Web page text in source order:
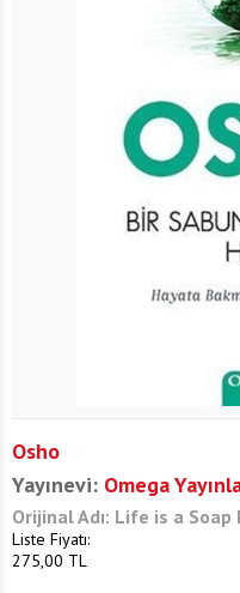
Osho
Yayınevi: Omega
Orijinal Adı: Life is a Soap
Liste Fiyatı:
275,00 TL